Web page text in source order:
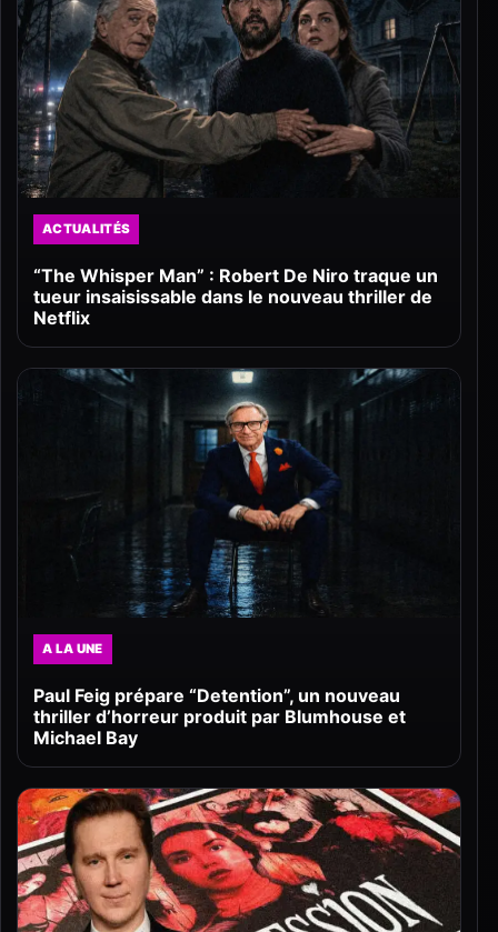
ACTUALITÉS
“The Whisper Man” : Robert De Niro traque un
tueur insaisissable dans le nouveau thriller de
Netflix
A LA UNE
Paul Feig prépare “Detention”, un nouveau
thriller d’horreur produit par Blumhouse et
Michael Bay